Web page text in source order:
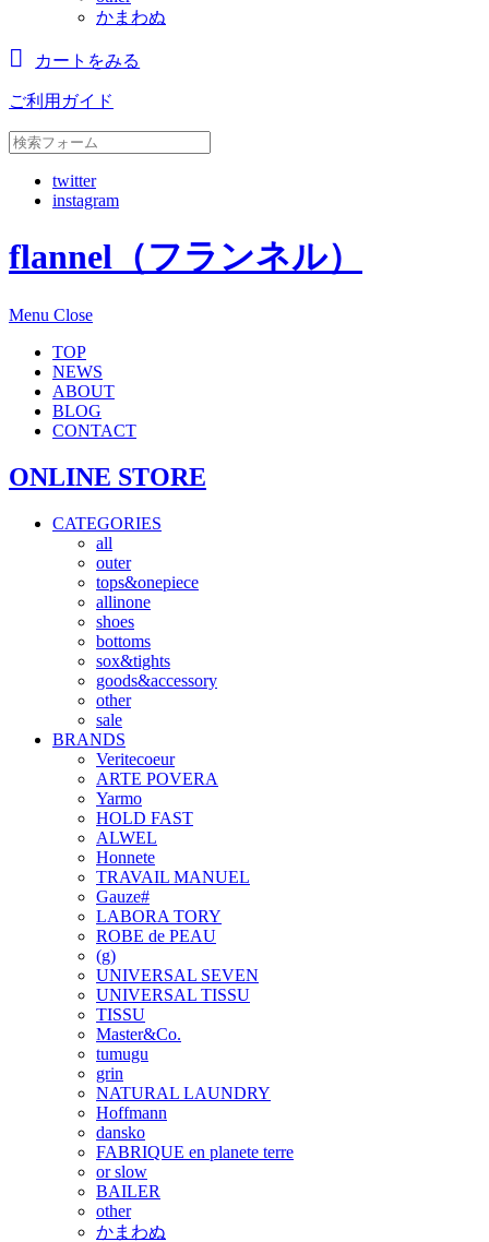
かまわぬ
カートをみる
ご利用ガイド
twitter
instagram
flannel（フランネル）
Menu Close
TOP
NEWS
ABOUT
BLOG
CONTACT
ONLINE STORE
CATEGORIES
all
outer
tops&onepiece
allinone
shoes
bottoms
sox&tights
goods&accessory
other
sale
BRANDS
Veritecoeur
ARTE POVERA
Yarmo
HOLD FAST
ALWEL
Honnete
TRAVAIL MANUEL
Gauze#
LABORA TORY
ROBE de PEAU
(g)
UNIVERSAL SEVEN
UNIVERSAL TISSU
TISSU
Master&Co.
tumugu
grin
NATURAL LAUNDRY
Hoffmann
dansko
FABRIQUE en planete terre
or slow
BAILER
other
かまわぬ